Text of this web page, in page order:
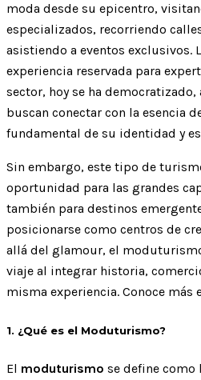
moda desde su epicentro,
especializados, recorriendo
asistiendo a eventos exclusivos.
experiencia reservada para
sector, hoy se ha
buscan conectar con la esencia
fundamental de su identidad y
Sin embargo, este tipo de
oportunidad para las grandes
también para destinos
posicionarse como centros de
allá del glamour, el
viaje al integrar historia,
misma experiencia. Conoce más
1. ¿Qué es el Moduturismo?
El moduturismo se define como